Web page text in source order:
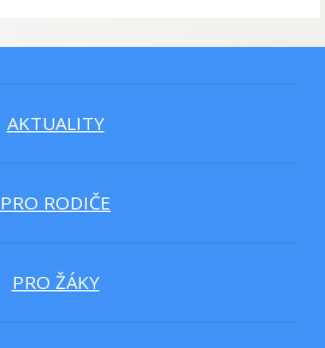
AKTUALITY
PRO RODIČE
PRO ŽÁKY